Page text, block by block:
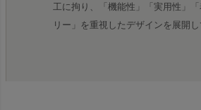
工に拘り、「機能性」「実用性」
リー」を重視したデザインを展開し